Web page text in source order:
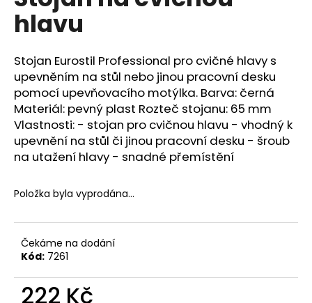
0,0
hvězdiček.
hlavu
Stojan Eurostil Professional pro cvičné hlavy s
upevněním na stůl nebo jinou pracovní desku
pomocí upevňovacího motýlka. Barva: černá
Materiál: pevný plast Rozteč stojanu: 65 mm
Vlastnosti: - stojan pro cvičnou hlavu - vhodný k
upevnění na stůl či jinou pracovní desku - šroub
na utažení hlavy - snadné přemístění
Položka byla vyprodána…
Čekáme na dodání
Kód: 7261
222 Kč
a
j
í
t
?
HLEDAT
D
o
p
r
u